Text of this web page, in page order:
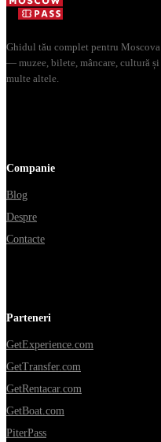
Ghidul tău complet pentru Moscova
— muzee, bilete, mâncare, cultură și
multe altele.
Companie
Blog
Despre
Contacte
Parteneri
GetExperience.com
GetTransfer.com
GetRentacar.com
GetBoat.com
PiterPass